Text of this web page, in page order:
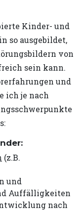
Kinder- und
so ausgebildet,
von
sein kann.
und
ich je nach
(z.B.
und
Auffälligkeiten
nach